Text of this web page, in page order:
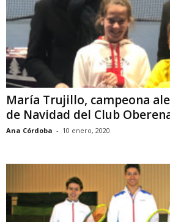
María Trujillo, campeona
de Navidad del Club
Ana Córdoba - 10 enero, 2020